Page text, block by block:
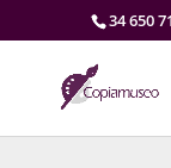
34 650